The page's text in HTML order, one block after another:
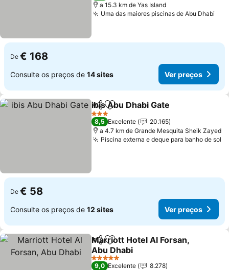
a 15.3 km de Yas Island
Uma das maiores piscinas de Abu Dhabi
De € 168
Consulte os preços de 14 sites Ver preços
PartilharAdicionar aos favoritos
ibis Abu Dhabi Gate
3 Estrelas
8,5 Excelente
20.165
a 4.7 km de Grande Mesquita Sheik Zayed
Piscina externa e deque para banho de sol
De € 58
Consulte os preços de 12 sites Ver preços
PartilharAdicionar aos favoritos
Marriott Hotel Al Forsan,
Abu Dhabi
Ver preços
5 Estrelas
9,0 Excelente
8.278